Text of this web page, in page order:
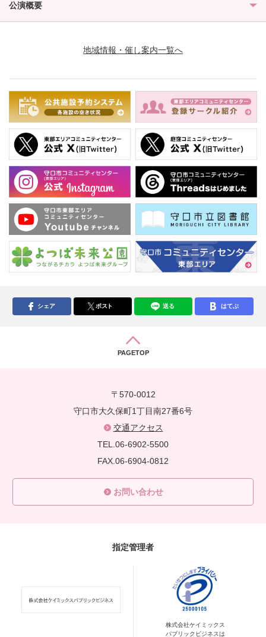
公演概要
地域情報・催し案内一覧へ
シェア ポスト 送る はてぶ
PAGETOP
〒570-0012
守口市大久保町1丁目南27番6号
交通アクセス
TEL.06-6902-5500
FAX.06-6904-0812
お問い合わせ
指定管理者
株式会社ケイミックス
パブリックビジネスは